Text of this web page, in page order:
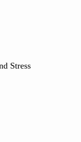
Stress